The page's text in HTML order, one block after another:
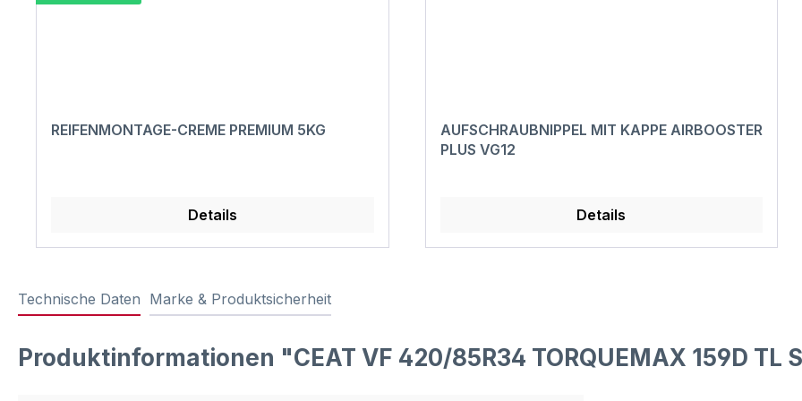
REIFENMONTAGE-CREME PREMIUM 5KG
Details
AUFSCHRAUBNIPPEL MIT KAPPE AIRBOOSTER
PLUS VG12
Details
Technische Daten Marke & Produktsicherheit
Produktinformationen "CEAT VF 420/85R34 TORQUEMAX 159D TL